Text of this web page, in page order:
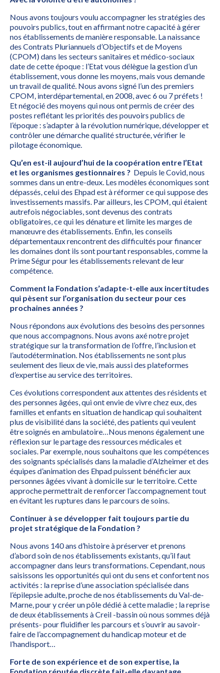
Nous avons toujours voulu accompagner les stratégies des
pouvoirs publics, tout en affirmant notre capacité à gérer
nos établissements de manière responsable. La naissance
des Contrats Pluriannuels d’Objectifs et de Moyens
(CPOM) dans les secteurs sanitaires et médico-sociaux
date de cette époque : l’Etat vous délègue la gestion d’un
établissement, vous donne les moyens, mais vous demande
un travail de qualité. Nous avons signé l’un des premiers
CPOM, interdépartemental, en 2008, avec 6 ou 7 préfets !
Et négocié des moyens qui nous ont permis de créer des
postes reflétant les priorités des pouvoirs publics de
l’époque : s’adapter à la révolution numérique, développer et
contrôler une démarche qualité structurée, vérifier le
pilotage économique.
Qu’en est-il aujourd’hui de la coopération entre l’Etat
et les organismes gestionnaires ? Depuis le Covid, nous
sommes dans un entre-deux. Les modèles économiques sont
dépassés, celui des Ehpad est à réformer ce qui suppose des
investissements massifs. Par ailleurs, les CPOM, qui étaient
autrefois négociables, sont devenus des contrats
obligatoires, ce qui les dénature et limite les marges de
manœuvre des établissements. Enfin, les conseils
départementaux rencontrent des difficultés pour financer
les domaines dont ils sont pourtant responsables, comme la
Prime Ségur pour les établissements relevant de leur
compétence.
Comment la Fondation s’adapte-t-elle aux incertitudes
qui pèsent sur l’organisation du secteur pour ces
prochaines années ?
Nous répondons aux évolutions des besoins des personnes
que nous accompagnons. Nous avons axé notre projet
stratégique sur la transformation de l’offre, l’inclusion et
l’autodétermination. Nos établissements ne sont plus
seulement des lieux de vie, mais aussi des plateformes
d’expertise au service des territoires.
Ces évolutions correspondent aux attentes des résidents et
des personnes âgées, qui ont envie de vivre chez eux, des
familles et enfants en situation de handicap qui souhaitent
plus de visibilité dans la société, des patients qui veulent
être soignés en ambulatoire…Nous menons également une
réflexion sur le partage des ressources médicales et
sociales. Par exemple, nous souhaitons que les compétences
des soignants spécialisés dans la maladie d’Alzheimer et des
équipes d’animation des Ehpad puissent bénéficier aux
personnes âgées vivant à domicile sur le territoire. Cette
approche permettrait de renforcer l’accompagnement tout
en évitant les ruptures dans le parcours de soins.
Continuer à se développer fait toujours partie du
projet stratégique de la Fondation ?
Nous avons 140 ans d’histoire à préserver et prenons
d’abord soin de nos établissements existants, qu’il faut
accompagner dans leurs transformations. Cependant, nous
saisissons les opportunités qui ont du sens et confortent nos
activités : la reprise d’une association spécialisée dans
l’épilepsie adulte, proche de nos établissements du Val-de-
Marne, pour y créer un pôle dédié à cette maladie ; la reprise
de deux établissements à Creil -bassin où nous sommes déjà
présents- pour fluidifier les parcours et s’ouvrir au savoir-
faire de l’accompagnement du handicap moteur et de
l’handisport…
Forte de son expérience et de son expertise, la